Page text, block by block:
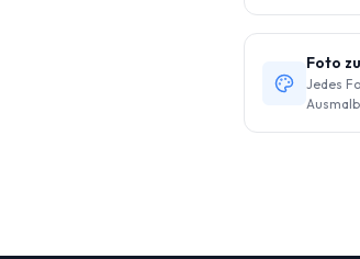
Foto
Jedes